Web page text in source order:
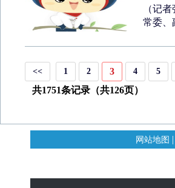
（记
常委、
<< 1 2 3 4 5
共1751条记录（共126页）
网站地图 |